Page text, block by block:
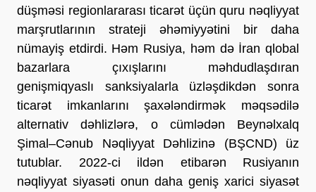
düşməsi regionlararası ticarət üçün quru nəqliyyat
marşrutlarının strateji əhəmiyyətini bir daha
nümayiş etdirdi. Həm Rusiya, həm də İran qlobal
bazarlara çıxışlarını məhdudlaşdıran
genişmiqyaslı sanksiyalarla üzləşdikdən sonra
ticarət imkanlarını şaxələndirmək məqsədilə
alternativ dəhlizlərə, o cümlədən Beynəlxalq
Şimal–Cənub Nəqliyyat Dəhlizinə (BŞCND) üz
tutublar. 2022-ci ildən etibarən Rusiyanın
nəqliyyat siyasəti onun daha geniş xarici siyasət